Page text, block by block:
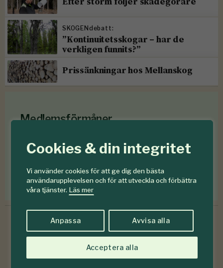
Cookies & din integritet
Vi använder cookies för att ge dig den bästa
användarupplevelsen och för att utveckla och förbättra
våra tjänster. Läs mer
Anpassa Avvisa alla
Acceptera alla
SKOGENdebatt:
”Kontinuitetsskogar – har de
verkligen funnits?”
Prissänkningar hos Mellanskog
Medlemsförmåner
Som medlem i Föreningen Skogen
får du en rad
medlemsförmånerför mindre än en krona om
Förmåner för dig som är medlem
2026